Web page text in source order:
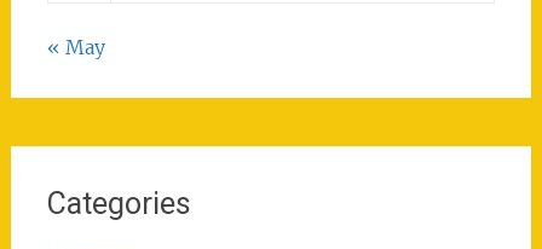
« May
Categories